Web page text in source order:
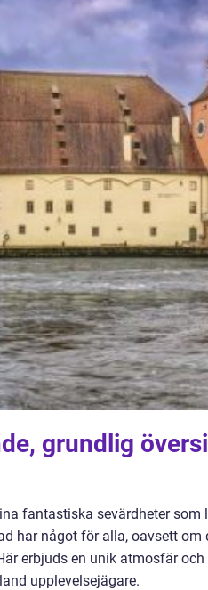
grundlig
fantastiska sevärdheter som
har något för alla, oavsett
erbjuds en unik atmosfär
upplevelsejägare.